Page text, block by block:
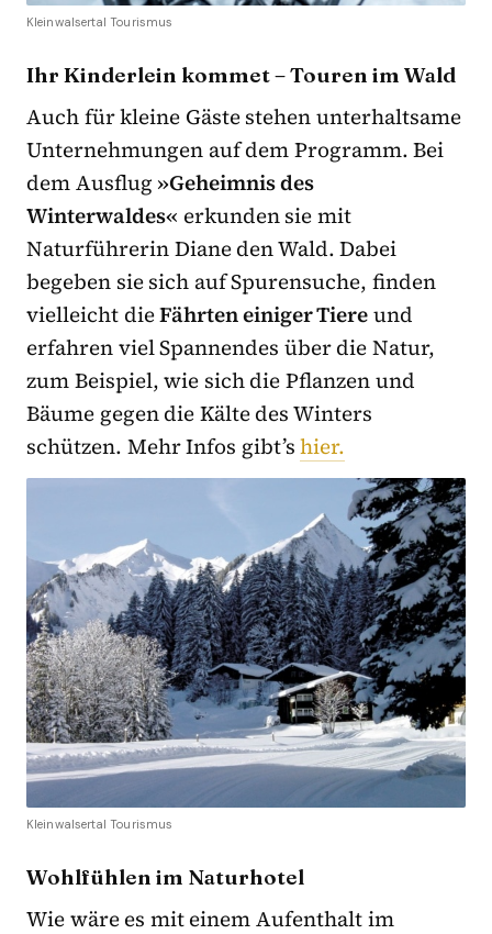
Kleinwalsertal Tourismus
Ihr Kinderlein kommet – Touren im Wald
Auch für kleine Gäste stehen unterhaltsame
Unternehmungen auf dem Programm. Bei
dem Ausflug »Geheimnis des
Winterwaldes« erkunden sie mit
Naturführerin Diane den Wald. Dabei
begeben sie sich auf Spurensuche, finden
vielleicht dieFährten einiger Tiereund
erfahren viel Spannendes über die Natur,
zum Beispiel, wie sich die Pflanzen und
Bäume gegen die Kälte des Winters
schützen. Mehr Infos gibt’shier.
Kleinwalsertal Tourismus
Wohlfühlen im Naturhotel
Wie wäre es mit einem Aufenthalt im